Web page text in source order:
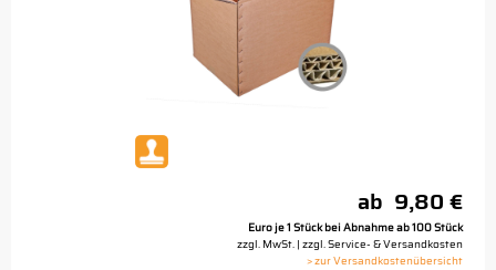
ab 9,80 €
Euro je 1 Stück bei Abnahme ab 100 Stück
zzgl. MwSt. | zzgl. Service- & Versandkosten
> zur Versandkostenübersicht